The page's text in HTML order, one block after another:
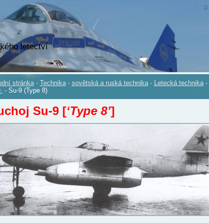
letectví
stránka - Technika - sovětská a ruská technika - Letecká technika -
- Su-9 (Type 8)
Su-9 [‘Type 8’]